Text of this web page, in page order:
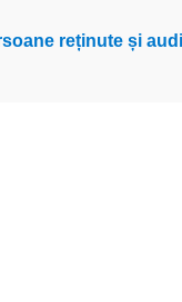
reținute și